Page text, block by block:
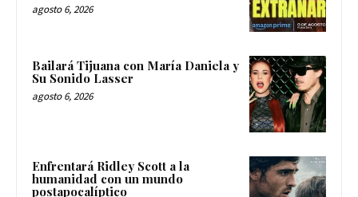
agosto 6, 2026
Bailará Tijuana con María Daniela y
Su Sonido Lasser
agosto 6, 2026
Enfrentará Ridley Scott a la
humanidad con un mundo
postapocalíptico